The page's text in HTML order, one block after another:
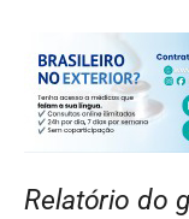
Relatório do